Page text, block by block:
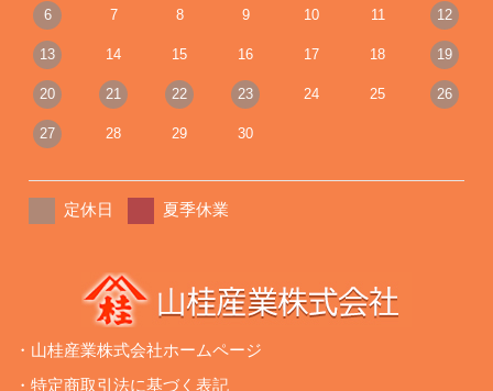
6 7 8 9 10 11 12
13 14 15 16 17 18 19
20 21 22 23 24 25 26
27 28 29 30
定休日 夏季休業
・山桂産業株式会社ホームページ
・特定商取引法に基づく表記